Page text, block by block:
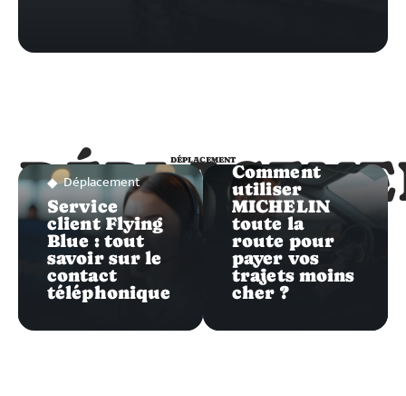
DÉPLACEMENT
Déplacement
Service
client Flying
Blue : tout
savoir sur le
contact
téléphonique
Comment
utiliser
MICHELIN
toute la
route pour
payer vos
trajets moins
cher ?